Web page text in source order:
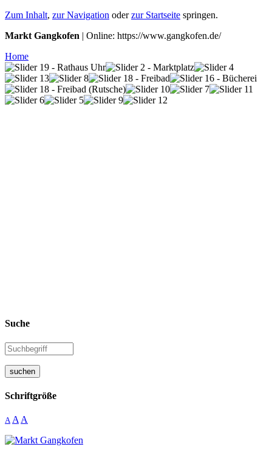
Zum Inhalt, zur Navigation oderzur Startseite springen.
Markt Gangkofen | Online: https://www.gangkofen.de/
Home
Suche
suchen
Schriftgröße
A A A